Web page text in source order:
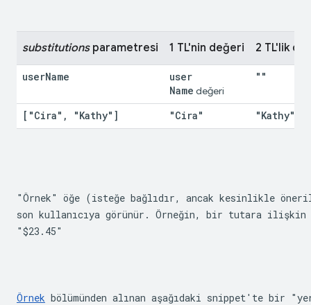
substitutions parametresi 1 TL'nin değeri 2 TL'lik
userName
user
Name değeri
""
["Cira" , "Kathy"] "Cira" "Kathy"
"Örnek" öğe (isteğe bağlıdır, ancak kesinlikle
"$23.45"
Örnek bölümünden alınan aşağıdaki snippet'te bir